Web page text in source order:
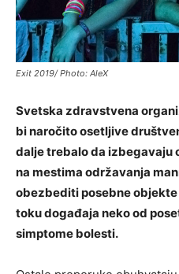
Exit 2019/ Photo: AleX
Svetska zdravstvena
bi naročito osetljive
dalje trebalo da izbegavaju
na mestima održavanja
obezbediti posebne
toku događaja neko od
simptome bolesti.